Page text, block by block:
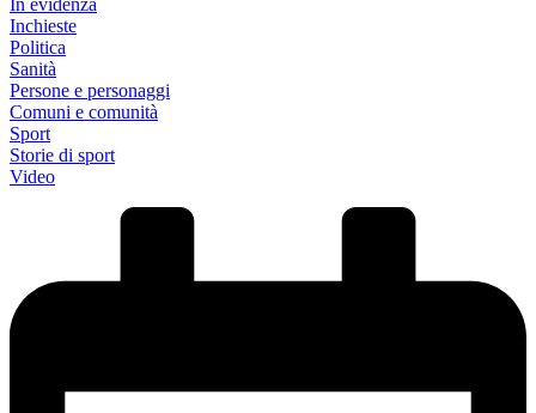
Inchieste
Politica
Sanità
Persone e personaggi
Comuni e comunità
Sport
Storie di sport
Video